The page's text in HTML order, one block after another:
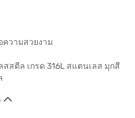
ความสวยงาม
สสตีล เกรด 316L สแตนเลส มุกสี